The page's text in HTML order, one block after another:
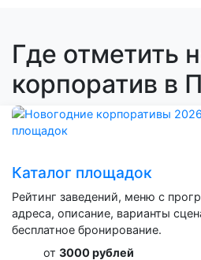
Где отметить
корпоратив в
Каталог площадок
Рейтинг заведений, меню с
адреса, описание, варианты
бесплатное бронирование.
от 3000 рублей